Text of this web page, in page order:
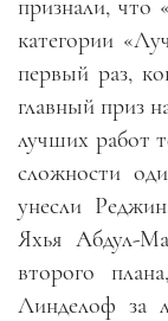
признали, что
категории
первый раз,
главный приз
лучших работ
сложности
унесли
Яхья Абдул-
второго
Линделоф за